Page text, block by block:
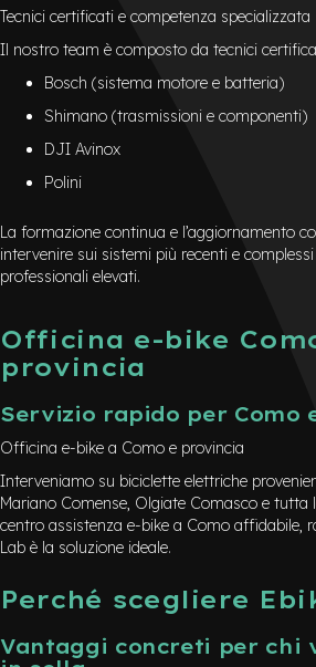
Tecnici certificati e competenza specializzata
Il nostro team è composto da tecnici
Bosch (sistema motore e batteria)
Shimano (trasmissioni e componenti)
DJI Avinox
Polini
La formazione continua e l’aggiornamento
intervenire sui sistemi più recenti e
professionali elevati.
Officina e-bike
provincia
Servizio rapido per Como
Officina e-bike a Como e provincia
Interveniamo su biciclette elettriche
Mariano Comense, Olgiate Comasco e tutta
centro assistenza e-bike a Como affidabile,
Lab è la soluzione ideale.
Perché scegliere
Vantaggi concreti per chi